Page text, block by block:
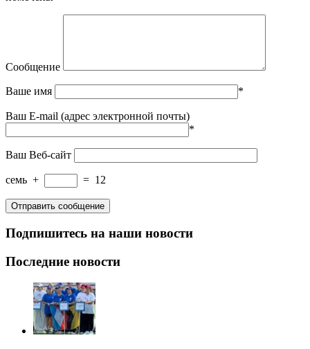
Сообщение
Ваше имя *
Ваш E-mail (адрес электронной почты)
*
Ваш Веб-сайт
семь + = 12
Подпишитесь на наши новости
Последние новости